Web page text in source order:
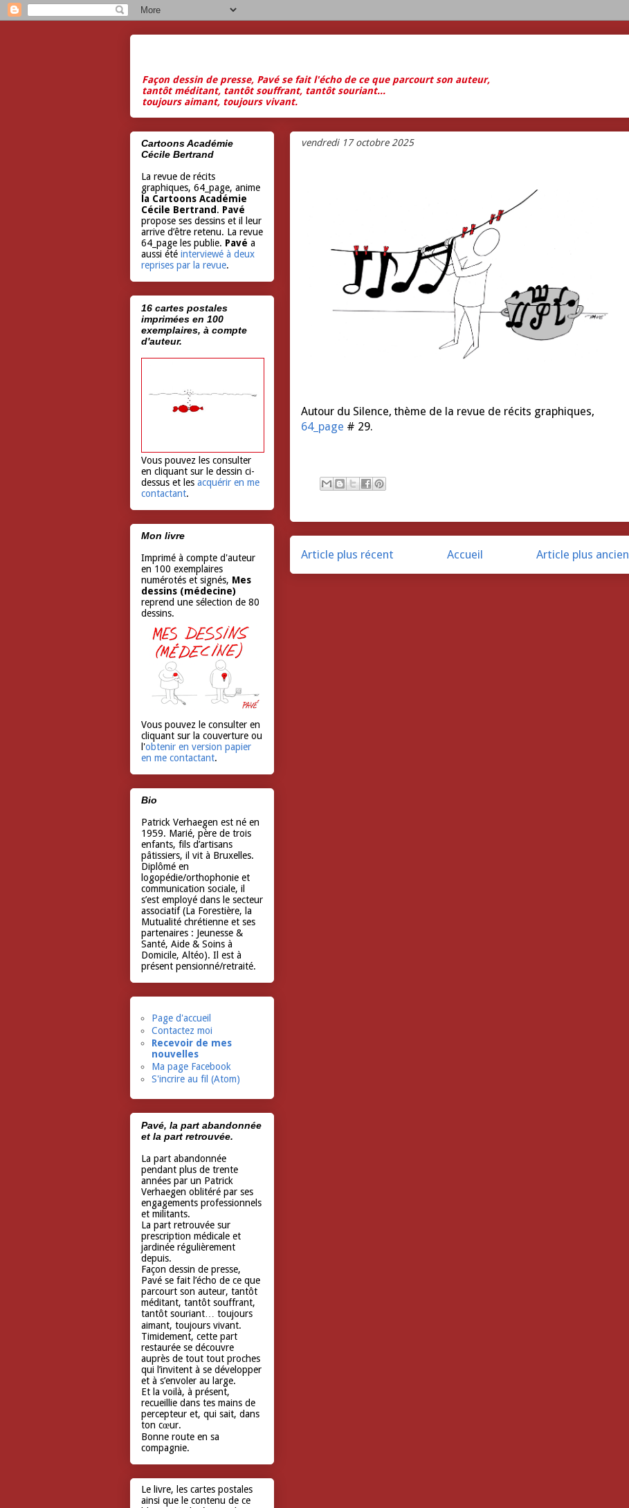
Façon dessin de presse, Pavé se fait l'écho de ce que parcourt son auteur,
tantôt méditant, tantôt souffrant, tantôt souriant...
toujours aimant, toujours vivant.
vendredi 17 octobre 2025
Autour du Silence, thème de la revue de récits graphiques,
64_page # 29.
Article plus récent Article plus ancien
Accueil
Cartoons Académie
Cécile Bertrand
La revue de récits
graphiques, 64_page, anime
la Cartoons Académie
Cécile Bertrand. Pavé
propose ses dessins et il leur
arrive d’être retenu. La revue
64_page les publie. Pavé a
aussi été interviewé à deux
reprises par la revue.
16 cartes postales
imprimées en 100
exemplaires, à compte
d'auteur.
Vous pouvez les consulter
en cliquant sur le dessin ci-
dessus et les acquérir en me
contactant.
Mon livre
Imprimé à compte d'auteur
en 100 exemplaires
numérotés et signés, Mes
dessins (médecine)
reprend une sélection de 80
dessins.
Vous pouvez le consulter en
cliquant sur la couverture ou
l'obtenir en version papier
en me contactant.
Bio
Patrick Verhaegen est né en
1959. Marié, père de trois
enfants, fils d’artisans
pâtissiers, il vit à Bruxelles.
Diplômé en
logopédie/orthophonie et
communication sociale, il
s’est employé dans le secteur
associatif (La Forestière, la
Mutualité chrétienne et ses
partenaires : Jeunesse &
Santé, Aide & Soins à
Domicile, Altéo). Il est à
présent pensionné/retraité.
Page d'accueil
Contactez moi
Recevoir de mes
nouvelles
Ma page Facebook
S'incrire au fil (Atom)
Pavé, la part abandonnée
et la part retrouvée.
La part abandonnée
pendant plus de trente
années par un Patrick
Verhaegen oblitéré par ses
engagements professionnels
et militants.
La part retrouvée sur
prescription médicale et
jardinée régulièrement
depuis.
Façon dessin de presse,
Pavé se fait l’écho de ce que
parcourt son auteur, tantôt
méditant, tantôt souffrant,
tantôt souriant… toujours
aimant, toujours vivant.
Timidement, cette part
restaurée se découvre
auprès de tout tout proches
qui l’invitent à se développer
et à s’envoler au large.
Et la voilà, à présent,
recueillie dans tes mains de
percepteur et, qui sait, dans
ton cœur.
Bonne route en sa
compagnie.
Le livre, les cartes postales
ainsi que le contenu de ce